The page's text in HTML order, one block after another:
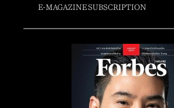
E-MAGAZINE SUBSCRIPTION